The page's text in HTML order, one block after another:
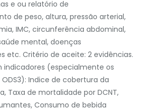
e ou relatório de
de peso, altura, pressão arterial,
IMC, circunferência abdominal,
mental, doenças
etc. Critério de aceite: 2 evidências.
indicadores (especialmente os
Indice de cobertura da
Taxa de mortalidade por DCNT,
Consumo de bebida